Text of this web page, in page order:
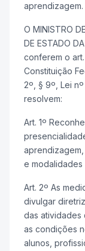
aprendizagem.
O MINISTRO
DE ESTADO
conferem o
Constituição
2º, § 9º, Lei
resolvem:
Art. 1º
e modalidades
Art. 2º As
divulgar
das atividades
as condições
alunos,